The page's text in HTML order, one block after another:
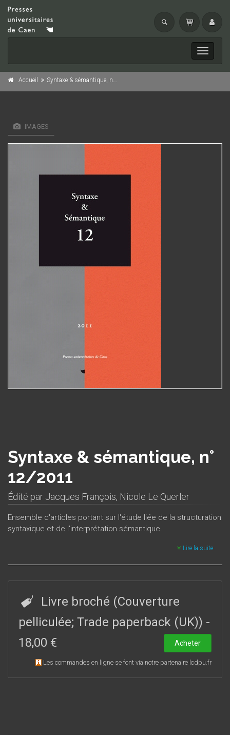
Toggle
Accueil Syntaxe & sémantique, n° 12/2011
IMAGES
Syntaxe & sémantique, n°
12/2011
Édité par Jacques François, Nicole Le Querler
Ensemble d'articles portant sur l'étude liée de la structuration
syntaxique et de l'interprétation sémantique.
Lire la suite
Livre broché (Couverture
pelliculée; Trade paperback (UK)) -
18,00 €
Acheter
Les commandes en ligne se font via notre partenaire lcdpu.fr